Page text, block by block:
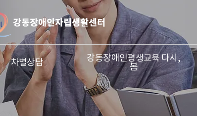
강
동
장
애
인
차별상담 강동장애인평생교육 다시,
봄